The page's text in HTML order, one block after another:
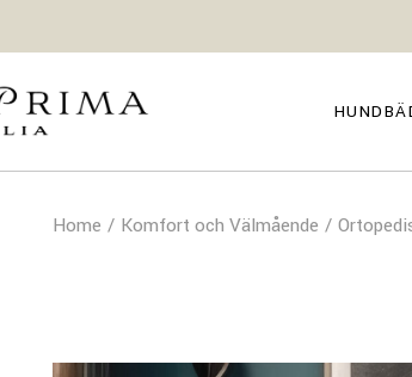
GENOVA
TROPEA
CAPRI
Home Komfort och Välmående